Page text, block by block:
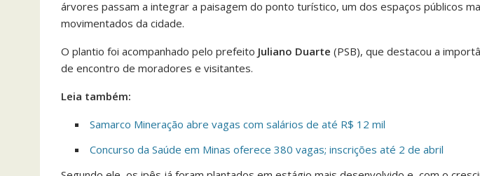
árvores passam a integrar a paisagem do ponto turístico, um dos espaços públicos
movimentados da cidade.
O plantio foi acompanhado pelo prefeito Juliano Duarte (PSB), que destacou a
de encontro de moradores e visitantes.
Leia também:
Samarco Mineração abre vagas com salários de até R$ 12 mil
Concurso da Saúde em Minas oferece 380 vagas; inscrições até 2 de abril